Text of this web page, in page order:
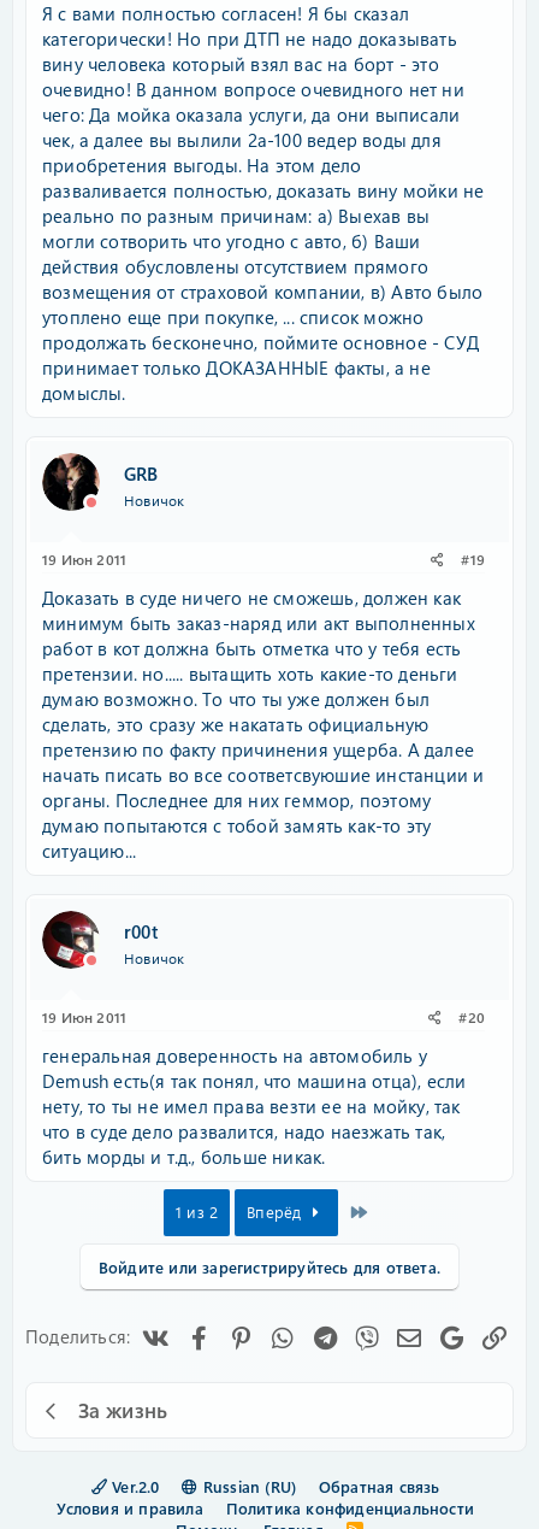
Я с вами полностью согласен! Я бы сказал
категорически! Но при ДТП не надо доказывать
вину человека который взял вас на борт - это
очевидно! В данном вопросе очевидного нет ни
чего: Да мойка оказала услуги, да они выписали
чек, а далее вы вылили 2а-100 ведер воды для
приобретения выгоды. На этом дело
разваливается полностью, доказать вину мойки не
реально по разным причинам: а) Выехав вы
могли сотворить что угодно с авто, б) Ваши
действия обусловлены отсутствием прямого
возмещения от страховой компании, в) Авто было
утоплено еще при покупке, ... список можно
продолжать бесконечно, поймите основное - СУД
принимает только ДОКАЗАННЫЕ факты, а не
домыслы.
GRB
Новичок
19 Июн 2011 #19
Доказать в суде ничего не сможешь, должен как
минимум быть заказ-наряд или акт выполненных
работ в кот должна быть отметка что у тебя есть
претензии. но..... вытащить хоть какие-то деньги
думаю возможно. То что ты уже должен был
сделать, это сразу же накатать официальную
претензию по факту причинения ущерба. А далее
начать писать во все соответсвуюшие инстанции и
органы. Последнее для них геммор, поэтому
думаю попытаются с тобой замять как-то эту
ситуацию...
r00t
Новичок
19 Июн 2011 #20
генеральная доверенность на автомобиль у
Demush есть(я так понял, что машина отца), если
нету, то ты не имел права везти ее на мойку, так
что в суде дело развалится, надо наезжать так,
бить морды и т.д., больше никак.
1 из 2 Вперёд
Войдите или зарегистрируйтесь для ответа.
Поделиться: FacebookPinterestWhatsAppTelegram
Viber Google
За жизнь
Ver.2.0 Russian (RU)
Обратная связь
Условия и правила
Политика конфиденциальности